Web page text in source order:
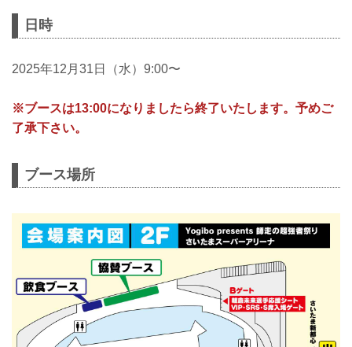
日時
2025年12月31日（水）9:00〜
※ブースは13:00になりましたら終了いたします。予めご
了承下さい。
ブース場所